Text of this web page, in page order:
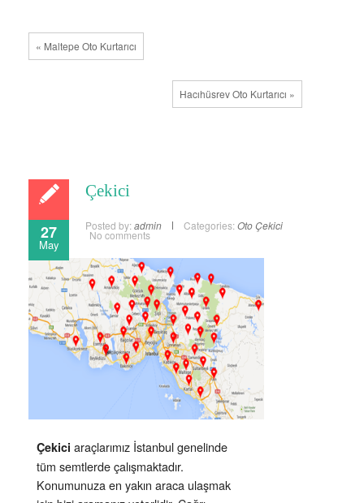
« Maltepe Oto Kurtarıcı
Hacıhüsrev Oto Kurtarıcı »
27
May
Çekici
Posted by: admin Categories: Oto Çekici
No comments
Çekici araçlarımız İstanbul genelinde
tüm semtlerde çalışmaktadır.
Konumunuza en yakın araca ulaşmak